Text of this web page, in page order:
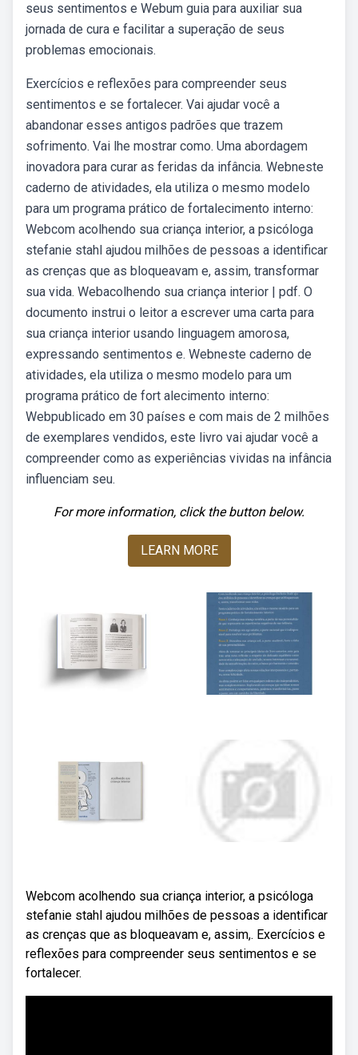
seus sentimentos e Webum guia para auxiliar sua
jornada de cura e facilitar a superação de seus
problemas emocionais.
Exercícios e reflexões para compreender seus
sentimentos e se fortalecer. Vai ajudar você a
abandonar esses antigos padrões que trazem
sofrimento. Vai lhe mostrar como. Uma abordagem
inovadora para curar as feridas da infância. Webneste
caderno de atividades, ela utiliza o mesmo modelo
para um programa prático de fortalecimento interno:
Webcom acolhendo sua criança interior, a psicóloga
stefanie stahl ajudou milhões de pessoas a identificar
as crenças que as bloqueavam e, assim, transformar
sua vida. Webacolhendo sua criança interior | pdf. O
documento instrui o leitor a escrever uma carta para
sua criança interior usando linguagem amorosa,
expressando sentimentos e. Webneste caderno de
atividades, ela utiliza o mesmo modelo para um
programa prático de fort alecimento interno:
Webpublicado em 30 países e com mais de 2 milhões
de exemplares vendidos, este livro vai ajudar você a
compreender como as experiências vividas na infância
influenciam seu.
For more information, click the button below.
LEARN MORE
Webcom acolhendo sua criança interior, a psicóloga
stefanie stahl ajudou milhões de pessoas a identificar
as crenças que as bloqueavam e, assim,. Exercícios e
reflexões para compreender seus sentimentos e se
fortalecer.